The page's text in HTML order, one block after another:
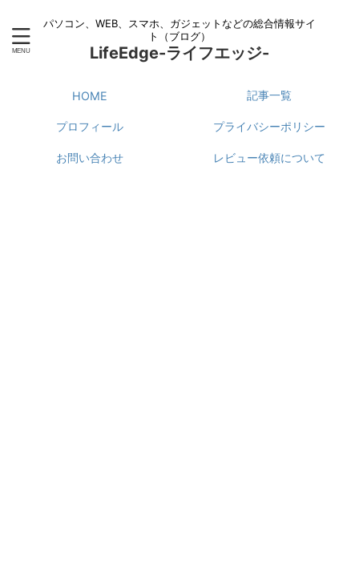
パソコン、WEB、スマホ、ガジェットなどの総合情報サイ
ト（ブログ）
LifeEdge-ライフエッジ-
HOME 記事一覧
プロフィール プライバシーポリシー
お問い合わせ レビュー依頼について